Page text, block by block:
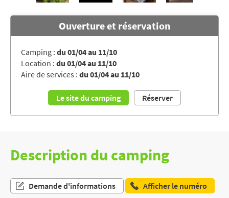
Ouverture et réservation
Camping : du 01/04 au 11/10
Location : du 01/04 au 11/10
Aire de services : du 01/04 au 11/10
Le site du camping Réserver
Description du camping
Demande d'informations
Afficher le numéro